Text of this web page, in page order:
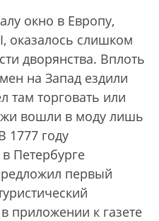
окно в Европу,
оказалось слишком
дворянства. Вплоть
на Запад ездили
там торговать или
вошли в моду лишь
1777 году
Петербурге
первый
приложении к газете